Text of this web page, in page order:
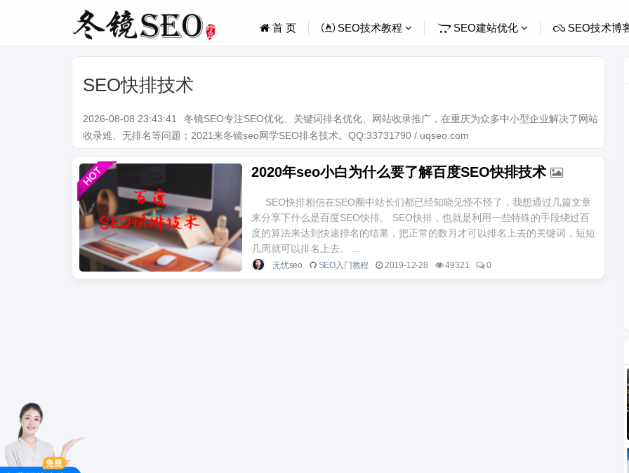
首 页 SEO技术教程 SEO建站优化 SEO技术博
SEO快排技术
2026-08-08 23:43:41
冬镜SEO专注SEO优化、关键词排名优化、网站收录推广，在重庆为众多中小型企业解决了网站
收录难、无排名等问题；2021来冬镜seo网学SEO排名技术。QQ:33731790 / uqseo.com
2020年seo小白为什么要了解百度SEO快排技术
SEO快排相信在SEO圈中站长们都已经知晓见怪不怪了，我想通过几篇文章
来分享下什么是百度SEO快排。 SEO快排，也就是利用一些特殊的手段绕过百
度的算法来达到快速排名的结果，把正常的数月才可以排名上去的关键词，短短
几周就可以排名上去。 ...
无忧seo SEO入门教程 2019-12-28 49321 0